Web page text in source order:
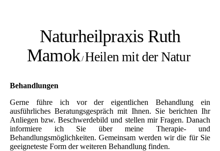
Naturheilpraxis Ruth
Mamok/Heilen mit der Natur
Behandlungen
Gerne führe ich vor der eigentlichen Behandlung ein
ausführliches Beratungsgespräch mit Ihnen. Sie berichten Ihr
Anliegen bzw. Beschwerdebild und stellen mir Fragen. Danach
informiere ich Sie über meine Therapie- und
Behandlungsmöglichkeiten. Gemeinsam werden wir die für Sie
geeigneteste Form der weiteren Behandlung finden.